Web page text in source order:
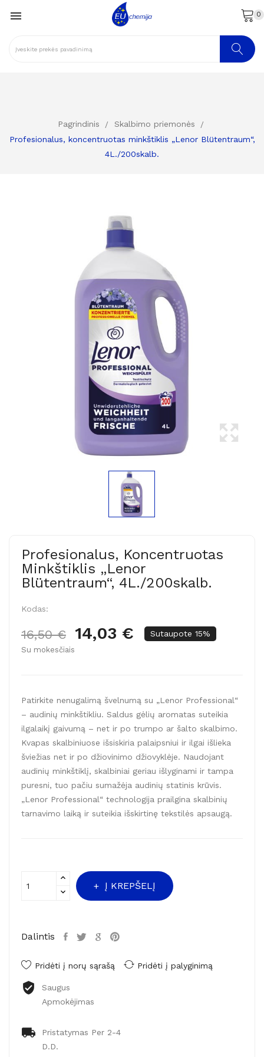
 0
Pagrindinis
Skalbimo priemonės
Profesionalus, koncentruotas minkštiklis „Lenor Blütentraum“,
4L./200skalb.
Profesionalus, Koncentruotas
Minkštiklis „Lenor
Blütentraum“, 4L./200skalb.
Kodas:
16,50 € 14,03 € Sutaupote 15%
Su mokesčiais
Patirkite nenugalimą švelnumą su „Lenor Professional“
– audinių minkštikliu. Saldus gėlių aromatas suteikia
ilgalaikį gaivumą – net ir po trumpo ar šalto skalbimo.
Kvapas skalbiniuose išsiskiria palaipsniui ir ilgai išlieka
šviežias net ir po džiovinimo džiovyklėje. Naudojant
audinių minkštiklį, skalbiniai geriau išlyginami ir tampa
puresni, tuo pačiu sumažėja audinių statinis krūvis.
„Lenor Professional“ technologija prailgina skalbinių
tarnavimo laiką ir suteikia išskirtinę tekstilės apsaugą.
Į KREPŠELĮ
Dalintis
Pridėti į norų sąrašą Pridėti į palyginimą
Saugus
Apmokėjimas
Pristatymas Per 2-4
D.d.